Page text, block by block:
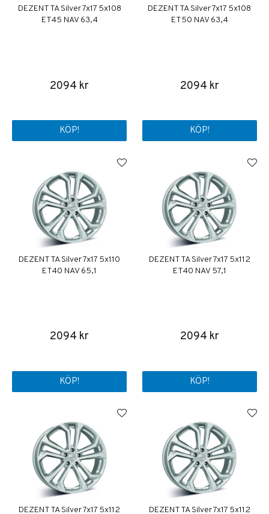
DEZENT TA Silver 7x17 5x108
ET45 NAV 63,4
2094 kr
KÖP!
DEZENT TA Silver 7x17 5x108
ET50 NAV 63,4
2094 kr
KÖP!
DEZENT TA Silver 7x17 5x110
ET40 NAV 65,1
2094 kr
KÖP!
DEZENT TA Silver 7x17 5x112
ET40 NAV 57,1
2094 kr
KÖP!
DEZENT TA Silver 7x17 5x112 DEZENT TA Silver 7x17 5x112